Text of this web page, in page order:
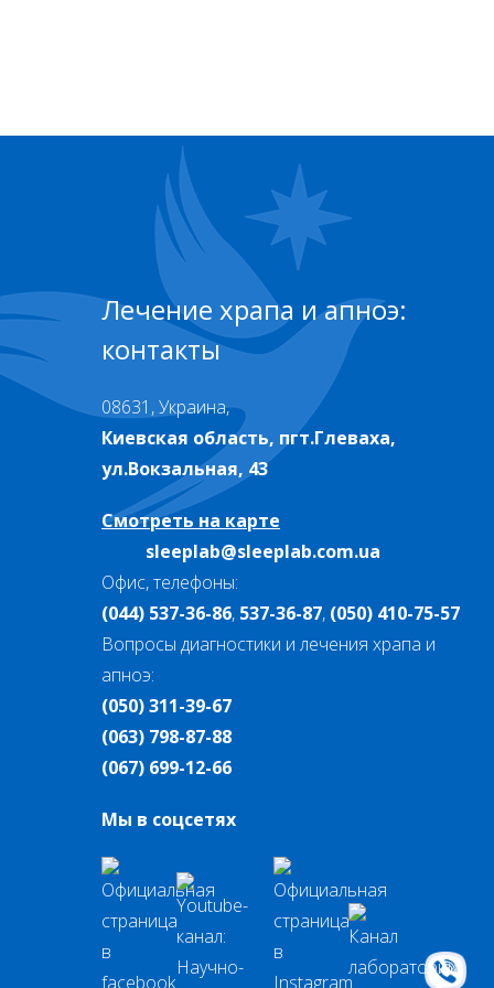
Лечение храпа и апноэ:
контакты
08631, Украина,
Киевская область, пгт.Глеваха,
ул.Вокзальная, 43
Смотреть на карте
sleeplab@sleeplab.com.ua
Офис, телефоны:
(044) 537-36-86, 537-36-87, (050) 410-75-57
Вопросы диагностики и лечения храпа и
апноэ:
(050) 311-39-67
(063) 798-87-88
(067) 699-12-66
Мы в соцсетях